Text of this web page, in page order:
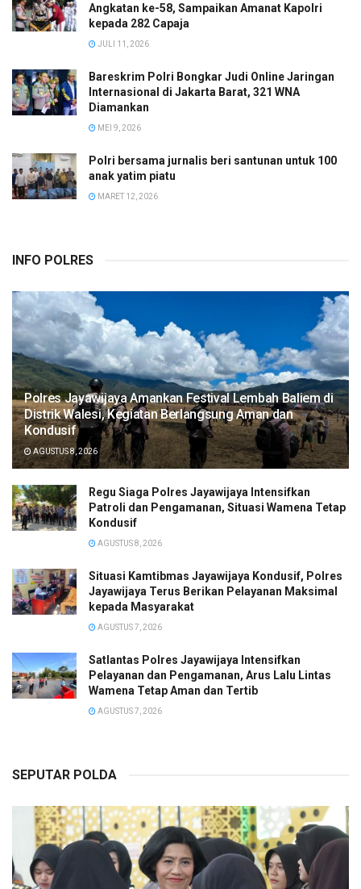
Angkatan ke-58, Sampaikan Amanat Kapolri
kepada 282 Capaja
JULI 11, 2026
Bareskrim Polri Bongkar Judi Online Jaringan
Internasional di Jakarta Barat, 321 WNA
Diamankan
MEI 9, 2026
Polri bersama jurnalis beri santunan untuk 100
anak yatim piatu
MARET 12, 2026
INFO POLRES
Polres Jayawijaya Amankan Festival Lembah Baliem di
Distrik Walesi, Kegiatan Berlangsung Aman dan
Kondusif
AGUSTUS 8, 2026
Regu Siaga Polres Jayawijaya Intensifkan
Patroli dan Pengamanan, Situasi Wamena Tetap
Kondusif
AGUSTUS 8, 2026
Situasi Kamtibmas Jayawijaya Kondusif, Polres
Jayawijaya Terus Berikan Pelayanan Maksimal
kepada Masyarakat
AGUSTUS 7, 2026
Satlantas Polres Jayawijaya Intensifkan
Pelayanan dan Pengamanan, Arus Lalu Lintas
Wamena Tetap Aman dan Tertib
AGUSTUS 7, 2026
SEPUTAR POLDA